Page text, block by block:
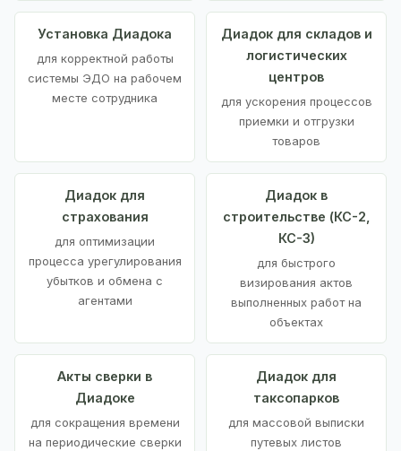
Установка Диадока
для корректной работы
системы ЭДО на рабочем
месте сотрудника
Диадок для складов и
логистических
центров
для ускорения процессов
приемки и отгрузки
товаров
Диадок для
страхования
для оптимизации
процесса урегулирования
убытков и обмена с
агентами
Диадок в
строительстве (КС-2,
КС-3)
для быстрого
визирования актов
выполненных работ на
объектах
Акты сверки в
Диадоке
для сокращения времени
на периодические сверки
Диадок для
таксопарков
для массовой выписки
путевых листов